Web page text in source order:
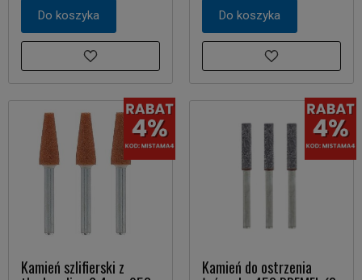
Do koszyka Do koszyka
Kamień szlifierski z Kamień do ostrzenia